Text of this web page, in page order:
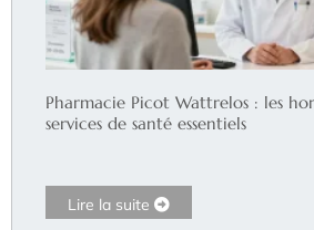
Pharmacie Picot Wattrelos : les
services de santé essentiels
Lire la suite